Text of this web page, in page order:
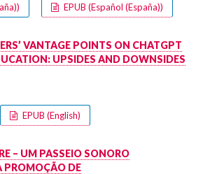
EPUB (Español (España))
VANTAGE POINTS ON CHATGPT
UPSIDES AND DOWNSIDES
EPUB (English)
– UM PASSEIO SONORO
PROMOÇÃO DE